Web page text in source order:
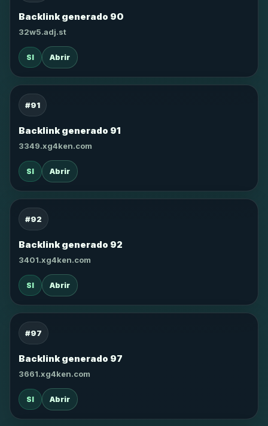
Backlink generado 90
32w5.adj.st
SI Abrir
#91
Backlink generado 91
3349.xg4ken.com
SI Abrir
#92
Backlink generado 92
3401.xg4ken.com
SI Abrir
#97
Backlink generado 97
3661.xg4ken.com
SI Abrir